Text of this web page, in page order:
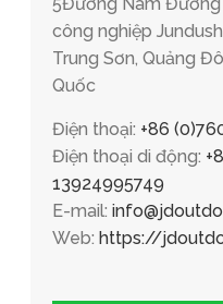
5Đường Nam Đường
công nghiệp
Trung Sơn, Quảng
Quốc
Điện thoại: +86
Điện thoại di động:
13924995749
E-mail:
Web: https://